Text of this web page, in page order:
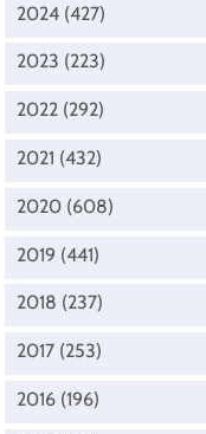
2024 (427)
2023 (223)
2022 (292)
2021 (432)
2020 (608)
2019 (441)
2018 (237)
2017 (253)
2016 (196)